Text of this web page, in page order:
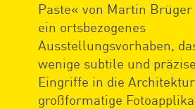
Paste« von Martin
ein ortsbezogenes
Ausstellungsvorhaben,
wenige subtile und
Eingriffe in die
großformatige